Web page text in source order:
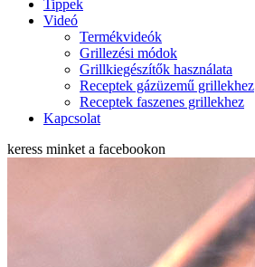
Tippek
Videó
Termékvideók
Grillezési módok
Grillkiegészítők használata
Receptek gázüzemű grillekhez
Receptek faszenes grillekhez
Kapcsolat
keress minket a facebookon